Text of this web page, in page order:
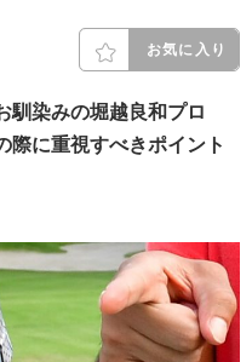
お気に入り
馴染みの堀越良和プロ
際に重視すべきポイント